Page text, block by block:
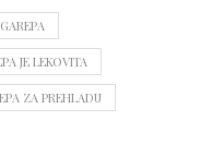
JE LEKOVITA
ZA PREHLADU